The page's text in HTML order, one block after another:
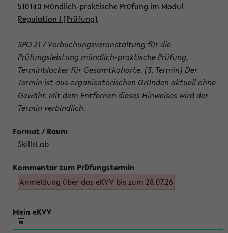
510140 Mündlich-praktische Prüfung im Modul
Regulation I (Prüfung)
SPO 21 / Verbuchungsveranstaltung für die
Prüfungsleistung mündlich-praktische Prüfung,
Terminblocker für Gesamtkohorte. (3. Termin) Der
Termin ist aus organisatorischen Gründen aktuell ohne
Gewähr. Mit dem Entfernen dieses Hinweises wird der
Termin verbindlich.
SkillsLab
Anmeldung über das eKVV bis zum 28.07.26